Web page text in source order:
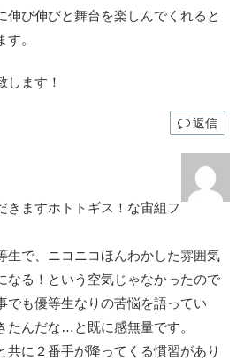
伸び伸びと舞台を楽しんでくれると
。
します！
返信
きますホトトギス！な宙組フ
生で、ニコニコほんわかした雰囲気
なる！という空気じゃなかったので
でも優等生なりの苦悩を語ってい
たんだな…と既に感無量です。
共に２番手が降ってくる慣習があり